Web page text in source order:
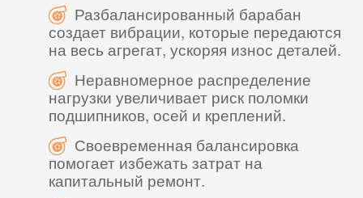
Разбалансированный барабан
создает вибрации, которые передаются
на весь агрегат, ускоряя износ деталей.
Неравномерное распределение
нагрузки увеличивает риск поломки
подшипников, осей и креплений.
Своевременная балансировка
помогает избежать затрат на
капитальный ремонт.